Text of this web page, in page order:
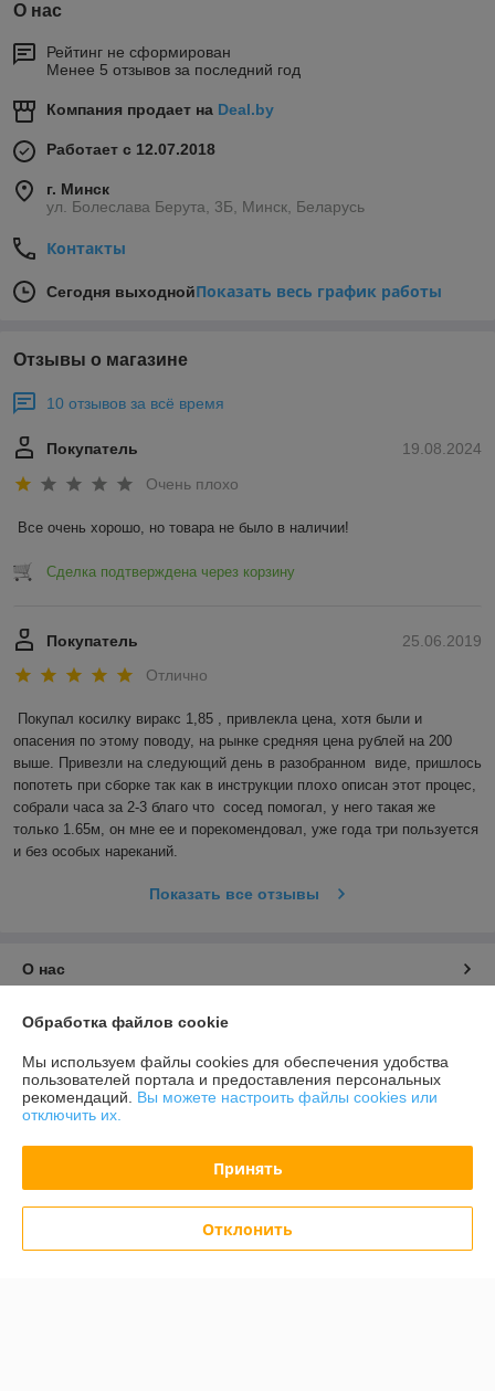
О нас
Рейтинг не сформирован
Менее 5 отзывов за последний год
Компания продает на Deal.by
Работает с 12.07.2018
г. Минск
ул. Болеслава Берута, 3Б, Минск, Беларусь
Контакты
Сегодня выходнойПоказать весь график работы
Отзывы о магазине
10 отзывов за всё время
19.08.2024
Покупатель
Очень плохо
Все очень хорошо, но товара не было в наличии!
Сделка подтверждена через корзину
25.06.2019
Покупатель
Отлично
Покупал косилку виракс 1,85 , привлекла цена, хотя были и
опасения по этому поводу, на рынке средняя цена рублей на 200
выше. Привезли на следующий день в разобранном  виде, пришлось
попотеть при сборке так как в инструкции плохо описан этот процес,
собрали часа за 2-3 благо что  сосед помогал, у него такая же
только 1.65м, он мне ее и порекомендовал, уже года три пользуется
и без особых нареканий.
Показать все отзывы
О нас
Контакты
Доставка и оплата
График работы
Политика обработки cookies
Обработка файлов cookie
Мы используем файлы cookies для обеспечения удобства
пользователей портала и предоставления персональных
рекомендаций. Вы можете настроить файлы cookies или
отключить их.
Принять
Отклонить